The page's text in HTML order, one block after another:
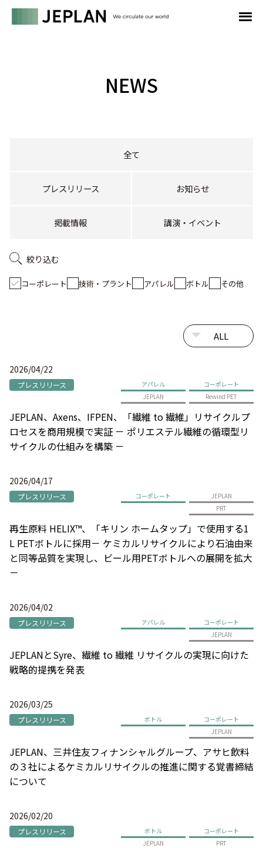
NEWS
全て
プレスリリース お知らせ
掲載情報 講演・イベント
絞り込む
コーポレート 技術・プラント アパレル ボトル その他
2026/04/22
プレスリリース アパレル
コーポレート
JEPLAN
Rewind PET
JEPLAN、Axens、IFPEN、「繊維 to 繊維」リサイクルプ
ロセスを商用規模で実証 － ポリエステル繊維の循環型リ
サイクルの仕組みを構築 －
2026/04/17
プレスリリース コーポレート
JEPLAN
PRT
再生原料 HELIX™、「キリン ホームタップ」で使用する1
L PETボトルに採用－ ケミカルリサイクルにより石油由来
と同等品質を実現し、ビール用PETボトルへの展開を拡大
－
2026/04/02
プレスリリース アパレル
コーポレート
JEPLAN
JEPLANとSyre、繊維 to 繊維 リサイクルの実現に向けた
戦略的提携を発表
2026/03/25
プレスリリース ボトル
コーポレート
JEPLAN
JEPLAN、三井住友フィナンシャルグループ、アサヒ飲料
の３社によるケミカルリサイクルの推進に関する覚書締結
について
2026/02/20
プレスリリース ボトル
コーポレート
JEPLAN
PRT